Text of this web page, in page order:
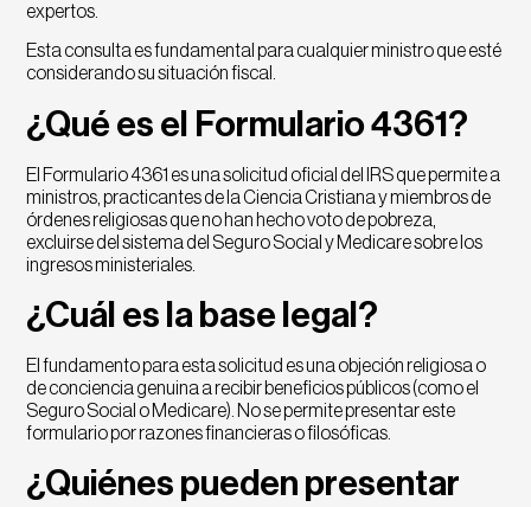
expertos.
Esta consulta es fundamental para cualquier ministro que esté
considerando su situación fiscal.
¿Qué es el Formulario 4361?
El Formulario 4361 es una solicitud oficial del IRS que permite a
ministros, practicantes de la Ciencia Cristiana y miembros de
órdenes religiosas que no han hecho voto de pobreza,
excluirse del sistema del Seguro Social y Medicare sobre los
ingresos ministeriales.
¿Cuál es la base legal?
El fundamento para esta solicitud es una objeción religiosa o
de conciencia genuina a recibir beneficios públicos (como el
Seguro Social o Medicare). No se permite presentar este
formulario por razones financieras o filosóficas.
¿Quiénes pueden presentar